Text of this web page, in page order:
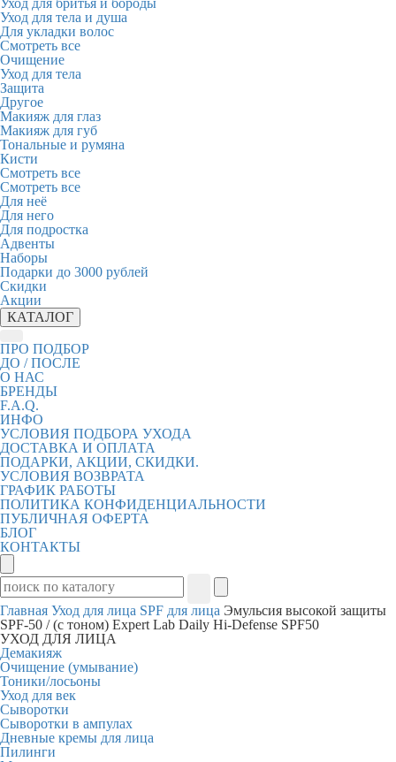
Уход для бритья и бороды
Уход для тела и душа
Для укладки волос
Смотреть все
Очищение
Уход для тела
Защита
Другое
Макияж для глаз
Макияж для губ
Тональные и румяна
Кисти
Смотреть все
Смотреть все
Для неё
Для него
Для подростка
Адвенты
Наборы
Подарки до 3000 рублей
Скидки
Акции
КАТАЛОГ
ПРО ПОДБОР
ДО / ПОСЛЕ
О НАС
БРЕНДЫ
F.A.Q.
ИНФО
УСЛОВИЯ ПОДБОРА УХОДА
ДОСТАВКА И ОПЛАТА
ПОДАРКИ, АКЦИИ, СКИДКИ.
УСЛОВИЯ ВОЗВРАТА
ГРАФИК РАБОТЫ
ПОЛИТИКА КОНФИДЕНЦИАЛЬНОСТИ
ПУБЛИЧНАЯ ОФЕРТА
БЛОГ
КОНТАКТЫ
Главная Уход для лица SPF для лица Эмульсия высокой защиты
SPF-50 / (с тоном) Expert Lab Daily Hi-Defense SPF50
УХОД ДЛЯ ЛИЦА
Демакияж
Очищение (умывание)
Тоники/лосьоны
Уход для век
Сыворотки
Сыворотки в ампулах
Дневные кремы для лица
Пилинги